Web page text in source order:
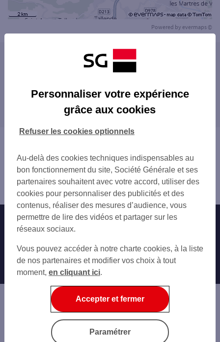
Powered by evermaps ©
Les agences SG PRO dans les villes à
BEAUMONT
CLERMONT-FERRAND
CHAMALIÈRES
Les agences SG PRO dans les départements
15 CANTAL
23 CREUSE
42 LOIRE
43 HAUTE-LOIRE
Puy-de-Dôme
Cournon d'Auvergne
Nos engagements Nous contacter
Autres sites SG
Professionnels
Entreprises
Associations
Banque privée
Economie Publique
Informations légales
Personnaliser votre expérience
grâce aux cookies
Au-delà des cookies techniques indispensables au
bon fonctionnement du site, Société Générale et ses
partenaires souhaitent avec votre accord, utiliser des
cookies pour personnaliser des publicités et des
contenus, réaliser des mesures d’audience, vous
permettre de lire des vidéos et partager sur les
réseaux sociaux.
Vous pouvez accéder à notre charte cookies, à la liste
de nos partenaires et modifier vos choix à tout
moment, en cliquant ici.
Refuser les cookies optionnels
Accepter et fermer
Paramétrer